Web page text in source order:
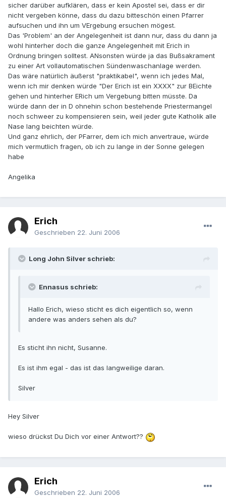
sicher darüber aufklären, dass er kein Apostel sei, dass er dir
nicht vergeben könne, dass du dazu bitteschön einen Pfarrer
aufsuchen und ihn um VErgebung ersuchen mögest.
Das 'Problem' an der Angelegenheit ist dann nur, dass du dann ja
wohl hinterher doch die ganze Angelegenheit mit Erich in
Ordnung bringen solltest. ANsonsten würde ja das Bußsakrament
zu einer Art vollautomatischen Sündenwaschanlage werden.
Das wäre natürlich äußerst "praktikabel", wenn ich jedes Mal,
wenn ich mir denken würde "Der Erich ist ein XXXX" zur BEichte
gehen und hinterher ERich um Vergebung bitten müsste. Da
würde dann der in D ohnehin schon bestehende Priestermangel
noch schweer zu kompensieren sein, weil jeder gute Katholik alle
Nase lang beichten würde.
Und ganz ehrlich, der PFarrer, dem ich mich anvertraue, würde
mich vermutlich fragen, ob ich zu lange in der Sonne gelegen
habe
Angelika
Erich
Geschrieben 22. Juni 2006
Long John Silver schrieb:
Ennasus schrieb:
Hallo Erich, wieso sticht es dich eigentlich so, wenn
andere was anders sehen als du?
Es sticht ihn nicht, Susanne.
Es ist ihm egal - das ist das langweilige daran.
Silver
Hey Silver
wieso drückst Du Dich vor einer Antwort??
Erich
Geschrieben 22. Juni 2006